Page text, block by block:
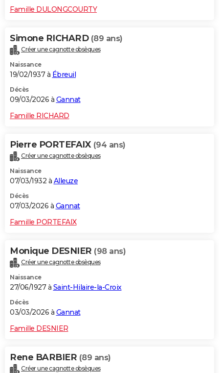
Famille DULONGCOURTY
Simone RICHARD (89 ans)
Créer une cagnotte obsèques
Naissance
19/02/1937 à Ébreuil
Décès
09/03/2026 à Gannat
Famille RICHARD
Pierre PORTEFAIX (94 ans)
Créer une cagnotte obsèques
Naissance
07/03/1932 à Alleuze
Décès
07/03/2026 à Gannat
Famille PORTEFAIX
Monique DESNIER (98 ans)
Créer une cagnotte obsèques
Naissance
27/06/1927 à Saint-Hilaire-la-Croix
Décès
03/03/2026 à Gannat
Famille DESNIER
Rene BARBIER (89 ans)
Créer une cagnotte obsèques